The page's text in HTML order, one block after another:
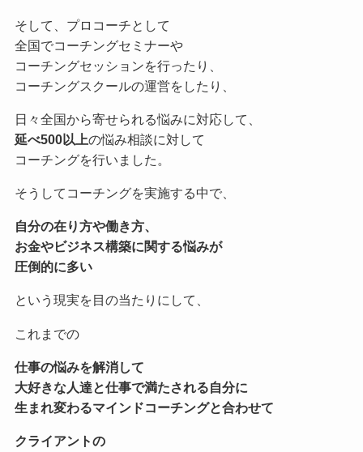
そして、プロコーチとして
全国でコーチングセミナーや
コーチングセッションを行ったり、
コーチングスクールの運営をしたり、
日々全国から寄せられる悩みに対応して、
延べ500以上の悩み相談に対して
コーチングを行いました。
そうしてコーチングを実施する中で、
自分の在り方や働き方、
お金やビジネス構築に関する悩みが
圧倒的に多い
という現実を目の当たりにして、
これまでの
仕事の悩みを解消して
大好きな人達と仕事で満たされる自分に
生まれ変わるマインドコーチングと合わせて
クライアントの